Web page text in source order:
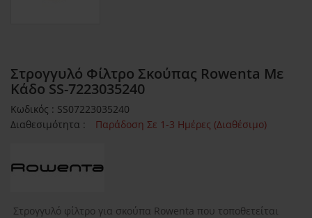
Στρογγυλό Φίλτρο Σκούπας Rowenta Με
Κάδο SS-7223035240
Κωδικός : SS07223035240
Διαθεσιμότητα :
Παράδοση Σε 1-3 Ημέρες (Διαθέσιμο)
Στρογγυλό φίλτρο για σκούπα Rowenta που τοποθετείται